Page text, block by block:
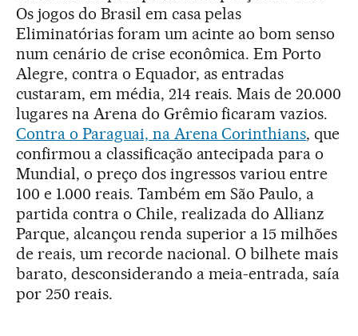
Os jogos do Brasil em casa pelas
Eliminatórias foram um acinte ao bom senso
num cenário de crise econômica. Em Porto
Alegre, contra o Equador, as entradas
custaram, em média, 214 reais. Mais de 20.000
lugares na Arena do Grêmio ficaram vazios.
Contra o Paraguai, na Arena Corinthians, que
confirmou a classificação antecipada para o
Mundial, o preço dos ingressos variou entre
100 e 1.000 reais. Também em São Paulo, a
partida contra o Chile, realizada do Allianz
Parque, alcançou renda superior a 15 milhões
de reais, um recorde nacional. O bilhete mais
barato, desconsiderando a meia-entrada, saía
por 250 reais.